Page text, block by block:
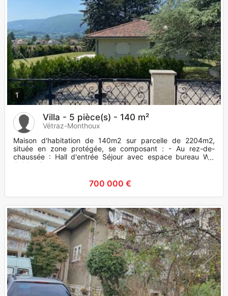
1
Villa - 5 pièce(s) - 140 m²
Vétraz-Monthoux
Maison d'habitation de 140m2 sur parcelle de 2204m2,
située en zone protégée, se composant : - Au rez-de-
chaussée : Hall d'entrée Séjour avec espace bureau WC
Cuisine D
700 000 €